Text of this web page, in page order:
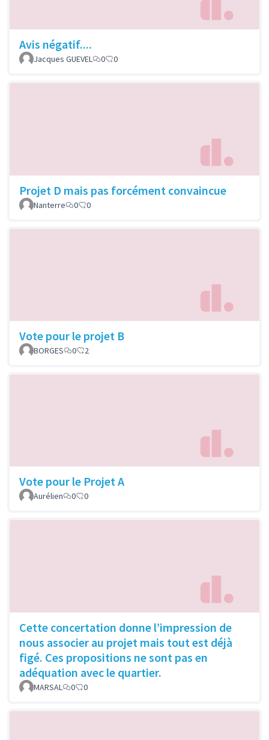
Avis négatif....
Jacques GUEVEL 0 0
Projet D mais pas forcément convaincue
Nanterre 0 0
Vote pour le projet B
BORGES 0 2
Vote pour le Projet A
Aurélien 0 0
Cette concertation donne l’impression de
nous associer au projet mais tout est déjà
figé. Ces propositions ne sont pas en
adéquation avec le quartier.
MARSAL 0 0